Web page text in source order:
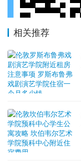
相关推荐